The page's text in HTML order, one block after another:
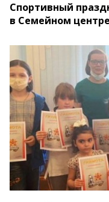
Спортивный
в Семейном